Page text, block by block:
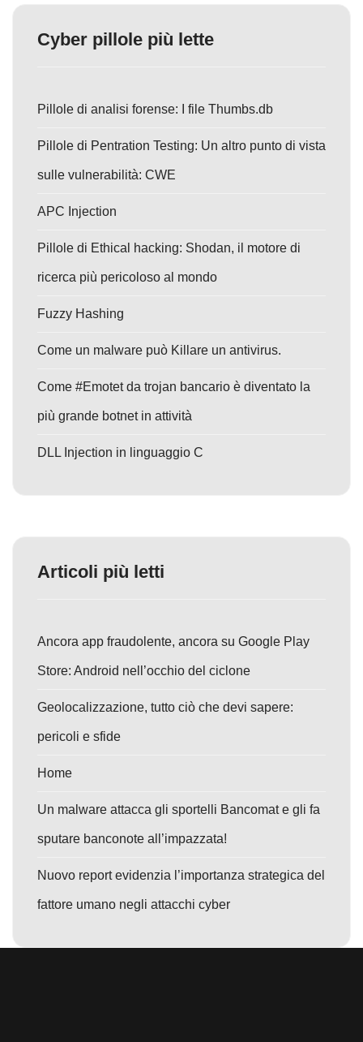
Cyber pillole più lette
Pillole di analisi forense: I file Thumbs.db
Pillole di Pentration Testing: Un altro punto di vista
sulle vulnerabilità: CWE
APC Injection
Pillole di Ethical hacking: Shodan, il motore di
ricerca più pericoloso al mondo
Fuzzy Hashing
Come un malware può Killare un antivirus.
Come #Emotet da trojan bancario è diventato la
più grande botnet in attività
DLL Injection in linguaggio C
Articoli più letti
Ancora app fraudolente, ancora su Google Play
Store: Android nell’occhio del ciclone
Geolocalizzazione, tutto ciò che devi sapere:
pericoli e sfide
Home
Un malware attacca gli sportelli Bancomat e gli fa
sputare banconote all’impazzata!
Nuovo report evidenzia l’importanza strategica del
fattore umano negli attacchi cyber